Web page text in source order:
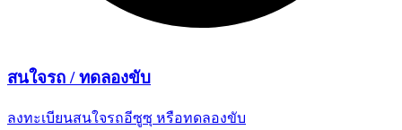
สนใจรถ /ทดลองขับ
ลงทะเบียนสนใจรถอีซูซุ หรือทดลองขับ